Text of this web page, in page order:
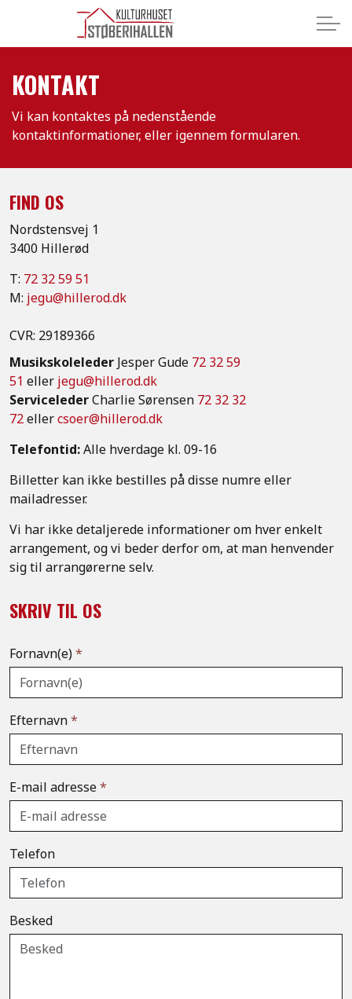
KONTAKT
Vi kan kontaktes på nedenstående
kontaktinformationer, eller igennem formularen.
FIND OS
Nordstensvej 1
3400 Hillerød
T: 72 32 59 51
M: jegu@hillerod.dk
CVR: 29189366
Musikskoleleder Jesper Gude 72 32 59
51 eller jegu@hillerod.dk
ServicelederCharlie Sørensen 72 32 32
72ellercsoer@hillerod.dk
Telefontid:Alle hverdage kl. 09-16
Billetter kan ikke bestilles på disse numre eller
mailadresser.
Vi har ikke detaljerede informationer om hver enkelt
arrangement, og vi beder derfor om, at man henvender
sig til arrangørerne selv.
SKRIV TIL OS
Fornavn(e)*
Efternavn*
E-mail adresse*
Telefon
Besked